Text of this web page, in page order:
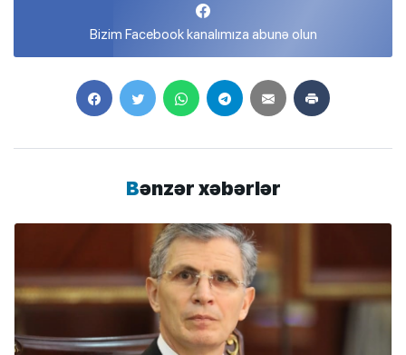
Bizim Facebook kanalımıza abunə olun
Bənzər xəbərlər